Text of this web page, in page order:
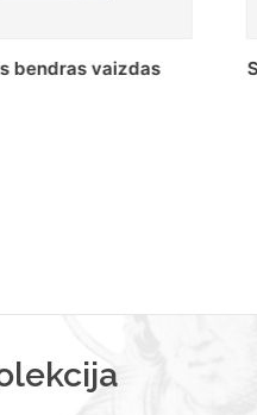
Periodikos